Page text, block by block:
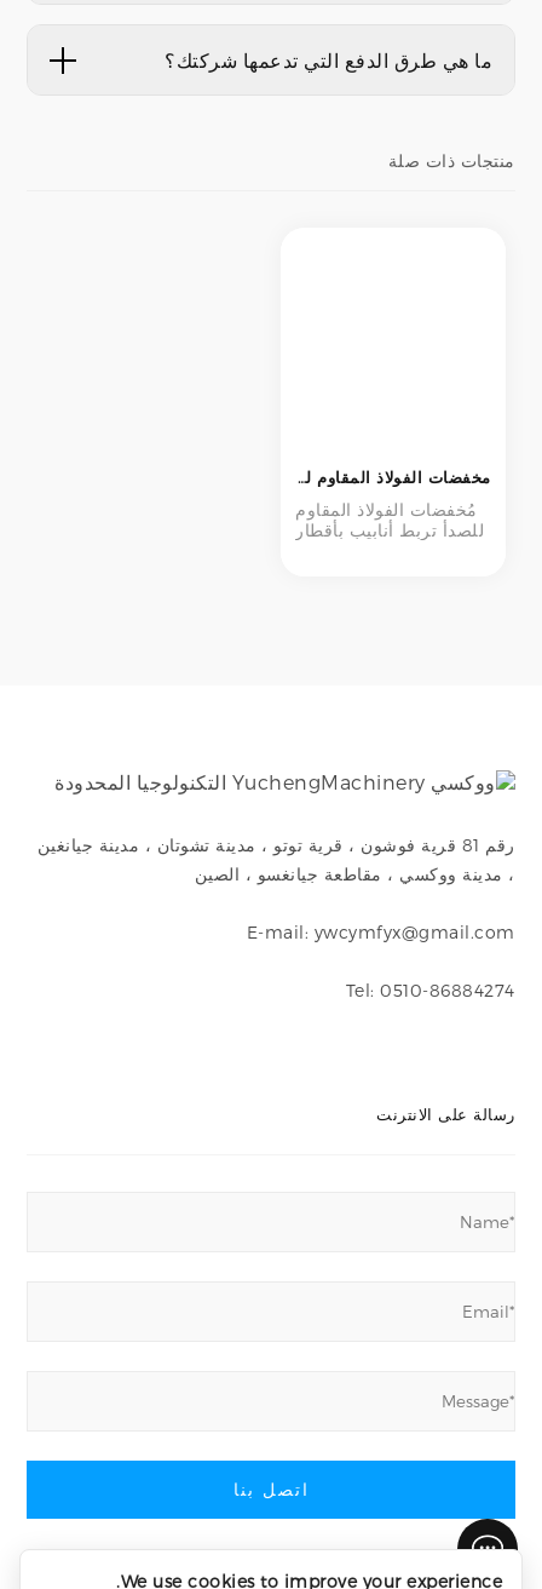
ما هي طرق الدفع التي تدعمها شركتك؟
منتجات ذات صلة
مُخفضات الفولاذ المقاوم
للصدأ تربط أنابيب بأقطار
رقم 81 قرية فوشون ، قرية توتو ، مدينة تشوتان ، مدينة جيانغين
، مدينة ووكسي ، مقاطعة جيانغسو ، الصين
E-mail: ywcymfyx@gmail.com
Tel: 0510-86884274
رسالة على الانترنت
اتصل بنا
We use cookies to improve your experience.